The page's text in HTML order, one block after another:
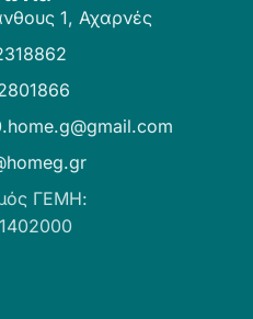
1, Αχαρνές
ΓΕΜΗ: